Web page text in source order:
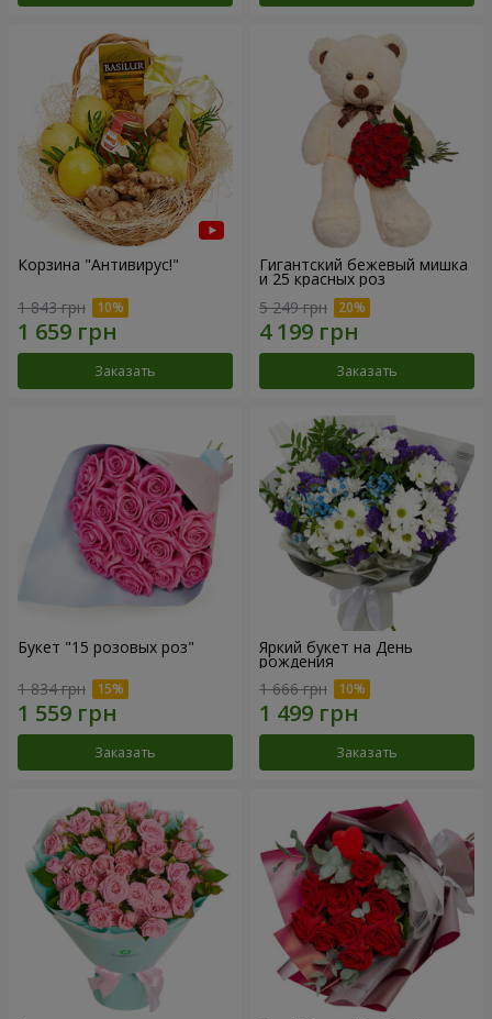
Корзина "Антивирус!"
1 843 грн
Заказать
Гигантский бежевый мишка
и 25 красных роз
5 249 грн
Заказать
Букет "15 розовых роз"
1 834 грн
Заказать
Яркий букет на День
рождения
1 666 грн
Заказать